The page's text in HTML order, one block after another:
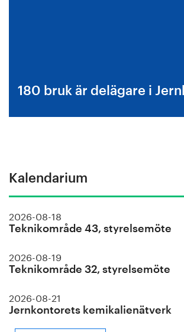
180 bruk är delägare i
Kalendarium
2026-08-18
Teknikområde 43, styrelsemöte
2026-08-19
Teknikområde 32, styrelsemöte
2026-08-21
Jernkontorets kemikalienätverk